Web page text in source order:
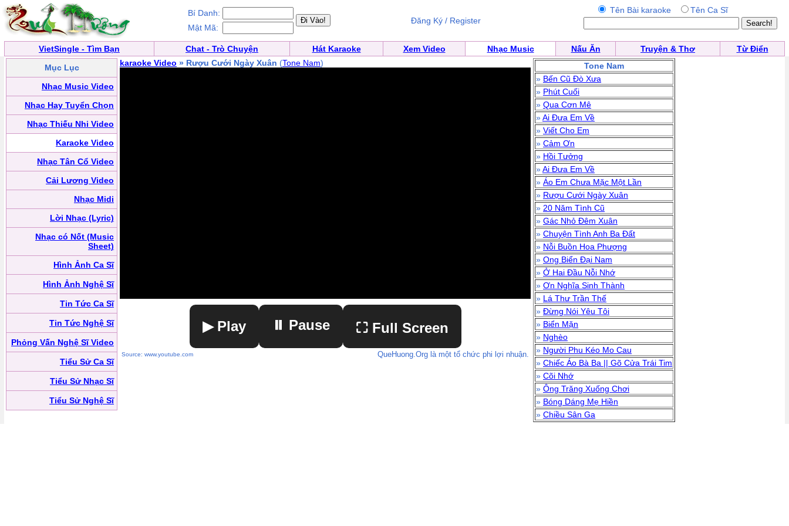
Bí Danh:
Mật Mã:
Đăng Ký / Register
Tên Bài karaoke Tên Ca Sĩ
VietSingle - Tìm Bạn Chat - Trò Chuyện Hát Karaoke Xem Video Nhạc Music Nấu Ăn Truyện & Thơ
Từ Điển
Mục Lục
Nhạc Music Video
Nhạc Hay Tuyển Chọn
Nhạc Thiếu Nhi Video
Karaoke Video
Nhạc Tân Cổ Video
Cải Lương Video
Nhạc Midi
Lời Nhạc (Lyric)
Nhạc có Nốt (Music
Sheet)
Hình Ảnh Ca Sĩ
Hình Ảnh Nghệ Sĩ
Tin Tức Ca Sĩ
Tin Tức Nghệ Sĩ
Phỏng Vấn Nghệ Sĩ Video
Tiểu Sử Ca Sĩ
Tiểu Sử Nhạc Sĩ
Tiểu Sử Nghệ Sĩ
karaoke Video » Rượu Cưới Ngày Xuân (Tone Nam)
▶ Play ⏸ Pause ⛶ Full Screen
Source: www.youtube.com QueHuong.Org là một tổ chức phi lợi nhuận.
Tone Nam
» Bến Cũ Đò Xưa
» Phút Cuối
» Qua Cơn Mê
»Ai Đưa Em Về
» Viết Cho Em
» Cảm Ơn
» Hồi Tưởng
»Ai Đưa Em Về
» Áo Em Chưa Mặc Một Lần
» Rượu Cưới Ngày Xuân
» 20 Năm Tình Cũ
» Gác Nhỏ Đêm Xuân
» Chuyện Tình Anh Ba Đất
» Nỗi Buồn Hoa Phượng
» Ong Biển Đại Nam
» Ở Hai Đầu Nỗi Nhớ
» Ơn Nghĩa Sinh Thành
» Lá Thư Trần Thế
» Đừng Nói Yêu Tôi
» Biển Mặn
» Nghèo
» Người Phu Kéo Mo Cau
» Chiếc Áo Bà Ba || Gõ Cửa Trái Tim
» Cõi Nhớ
» Ông Trăng Xuống Chơi
» Bóng Dáng Mẹ Hiền
» Chiều Sân Ga